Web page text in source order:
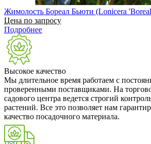
Жимолость Бореал Бьюти (Lonicera
Цена по запросу
Подробнее
Высокое качество
Мы длительное время работаем с
проверенными поставщиками. На
садового центра ведется строгий
растений. Все это позволяет нам
качество посадочного материала.